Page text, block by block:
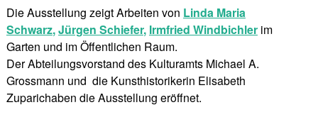
Die Ausstellung zeigt Arbeiten von Linda Maria
Schwarz,Jürgen Schiefer, Irmfried Windbichler im
Garten und im Öffentlichen Raum.
Der Abteilungsvorstand des Kulturamts Michael A.
Grossmann und die Kunsthistorikerin Elisabeth
Zuparichaben die Ausstellung eröffnet.